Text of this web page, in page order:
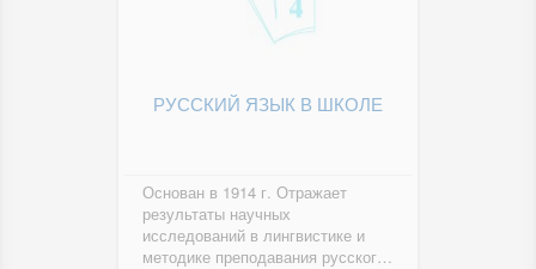
РУССКИЙ ЯЗЫК В ШКОЛЕ
Основан в 1914 г. Отражает
результаты научных
исследований в лингвистике и
методике преподавания русского